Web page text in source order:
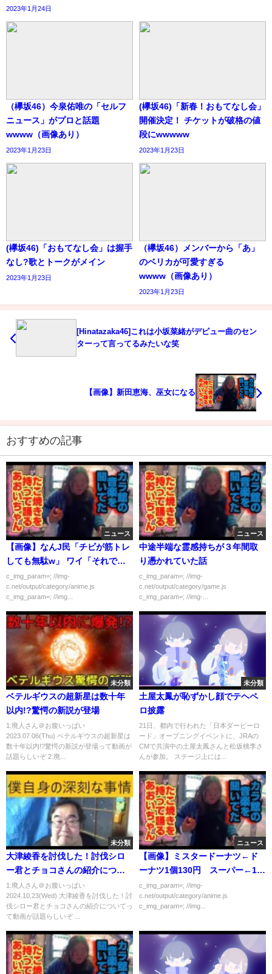
2023年1月24日
（欅坂46）今泉佑唯の「セルフ
ニュース」がプロと話題
wwww（画像あり）
2023年1月23日
(欅坂46)「新春！おもてなし会」
開催決定！ チケットが破格の値
段にwwwww
2023年1月23日
(欅坂46)「おもてなし会」は握手
なし?歌とトークがメイン
2023年1月23日
（欅坂46）メンバーから「あ」
のベリカが可愛すぎる
wwww（画像あり）
2023年1月23日
[Hinatazaka46]これは小坂菜緒がデビュー曲のセン
ターって言ってるみたいな笑
【画像】新田恵海、巫女になる
おすすめの記事
ニュース
【画像】なんJ民「チビが筋トレ
しても無駄w」 ワイ「それでは
こちらをご覧ください」
c_img_param=; //img-
c.net/output/category/anime.js
c_img_param=; //img...
ニュース
中途半端な霊感持ちが３年間取
り憑かれていた話
c_img_param=; //img-
c.net/output/category/game.js
c_img_param=; //img-...
未分類
ベテルギウスの超新星は数十年
以内!?驚愕の新説が登場
1:廃人さん＠お腹いっぱい
2023.07.06(Thu) ベテルギウスの超新星は
数十年以内!?驚愕の新説が登場って動画が
話題らしいぞ 2:廃...
未分類
土屋太鳳が恥ずかし顔でテヘペ
ロ披露
21日、都内で行われた「日本ダービーロ
ード」オープニングイベントに、JRAの
CMで共演中の土屋太鳳さんと松坂桃李さ
んが参加。 ステージ上には...
未分類
大津綾香を討伐した！討伐シロ
ー君とチョコさんの紹介につい
て
1:廃人さん＠お腹いっぱい
2024.10.23(Wed) 大津綾香を討伐した！討
伐シロー君とチョコさんの紹介についてっ
て動画が話題らしいぞ ...
ニュース
【画像】ミスタードーナツ←ド
ーナツ1個130円 スーパー←1個
8円
c_img_param=; //img-
c.net/output/category/anime.js
c_img_param=; //img...